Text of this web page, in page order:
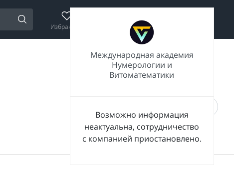
Избранное Сравнение Корзина
Международная академия
Нумерологии и
Витоматематики
Возможно информация
неактуальна, сотрудничество
с компанией приостановлено.